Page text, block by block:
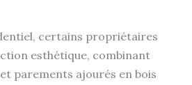
certains propriétaires
esthétique, combinant
parements ajourés en bois